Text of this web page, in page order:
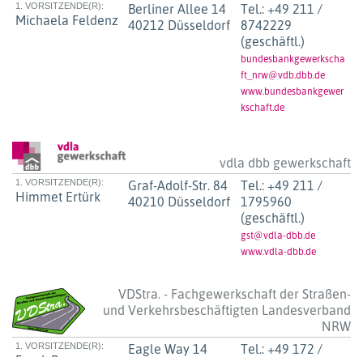
1. VORSITZENDE(R):
Michaela Feldenz
Berliner Allee 14
40212 Düsseldorf
Tel.:+49 211 /
8742229
(geschäftl.)
bundesbankgewerkscha
ft_nrw@vdb.dbb.de
www.bundesbankgewer
kschaft.de
vdla dbb gewerkschaft
1. VORSITZENDE(R):
Himmet Ertürk
Graf-Adolf-Str. 84
40210 Düsseldorf
Tel.:+49 211 /
1795960
(geschäftl.)
gst@vdla-dbb.de
www.vdla-dbb.de
VDStra. - Fachgewerkschaft der Straßen-
und Verkehrsbeschäftigten Landesverband
NRW
1. VORSITZENDE(R): Eagle Way 14 Tel.:+49 172 /